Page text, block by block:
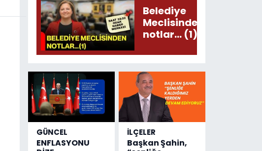
Belediye
Meclisinden
notlar... (1)
GÜNCEL
ENFLASYONU
İLÇELER
Başkan Şahin,